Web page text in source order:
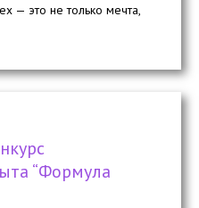
— это не только мечта,
“Формула